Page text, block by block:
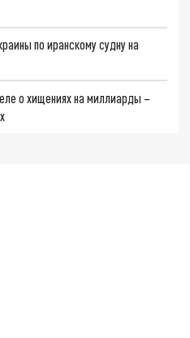
по иранскому судну на
о хищениях на миллиарды –